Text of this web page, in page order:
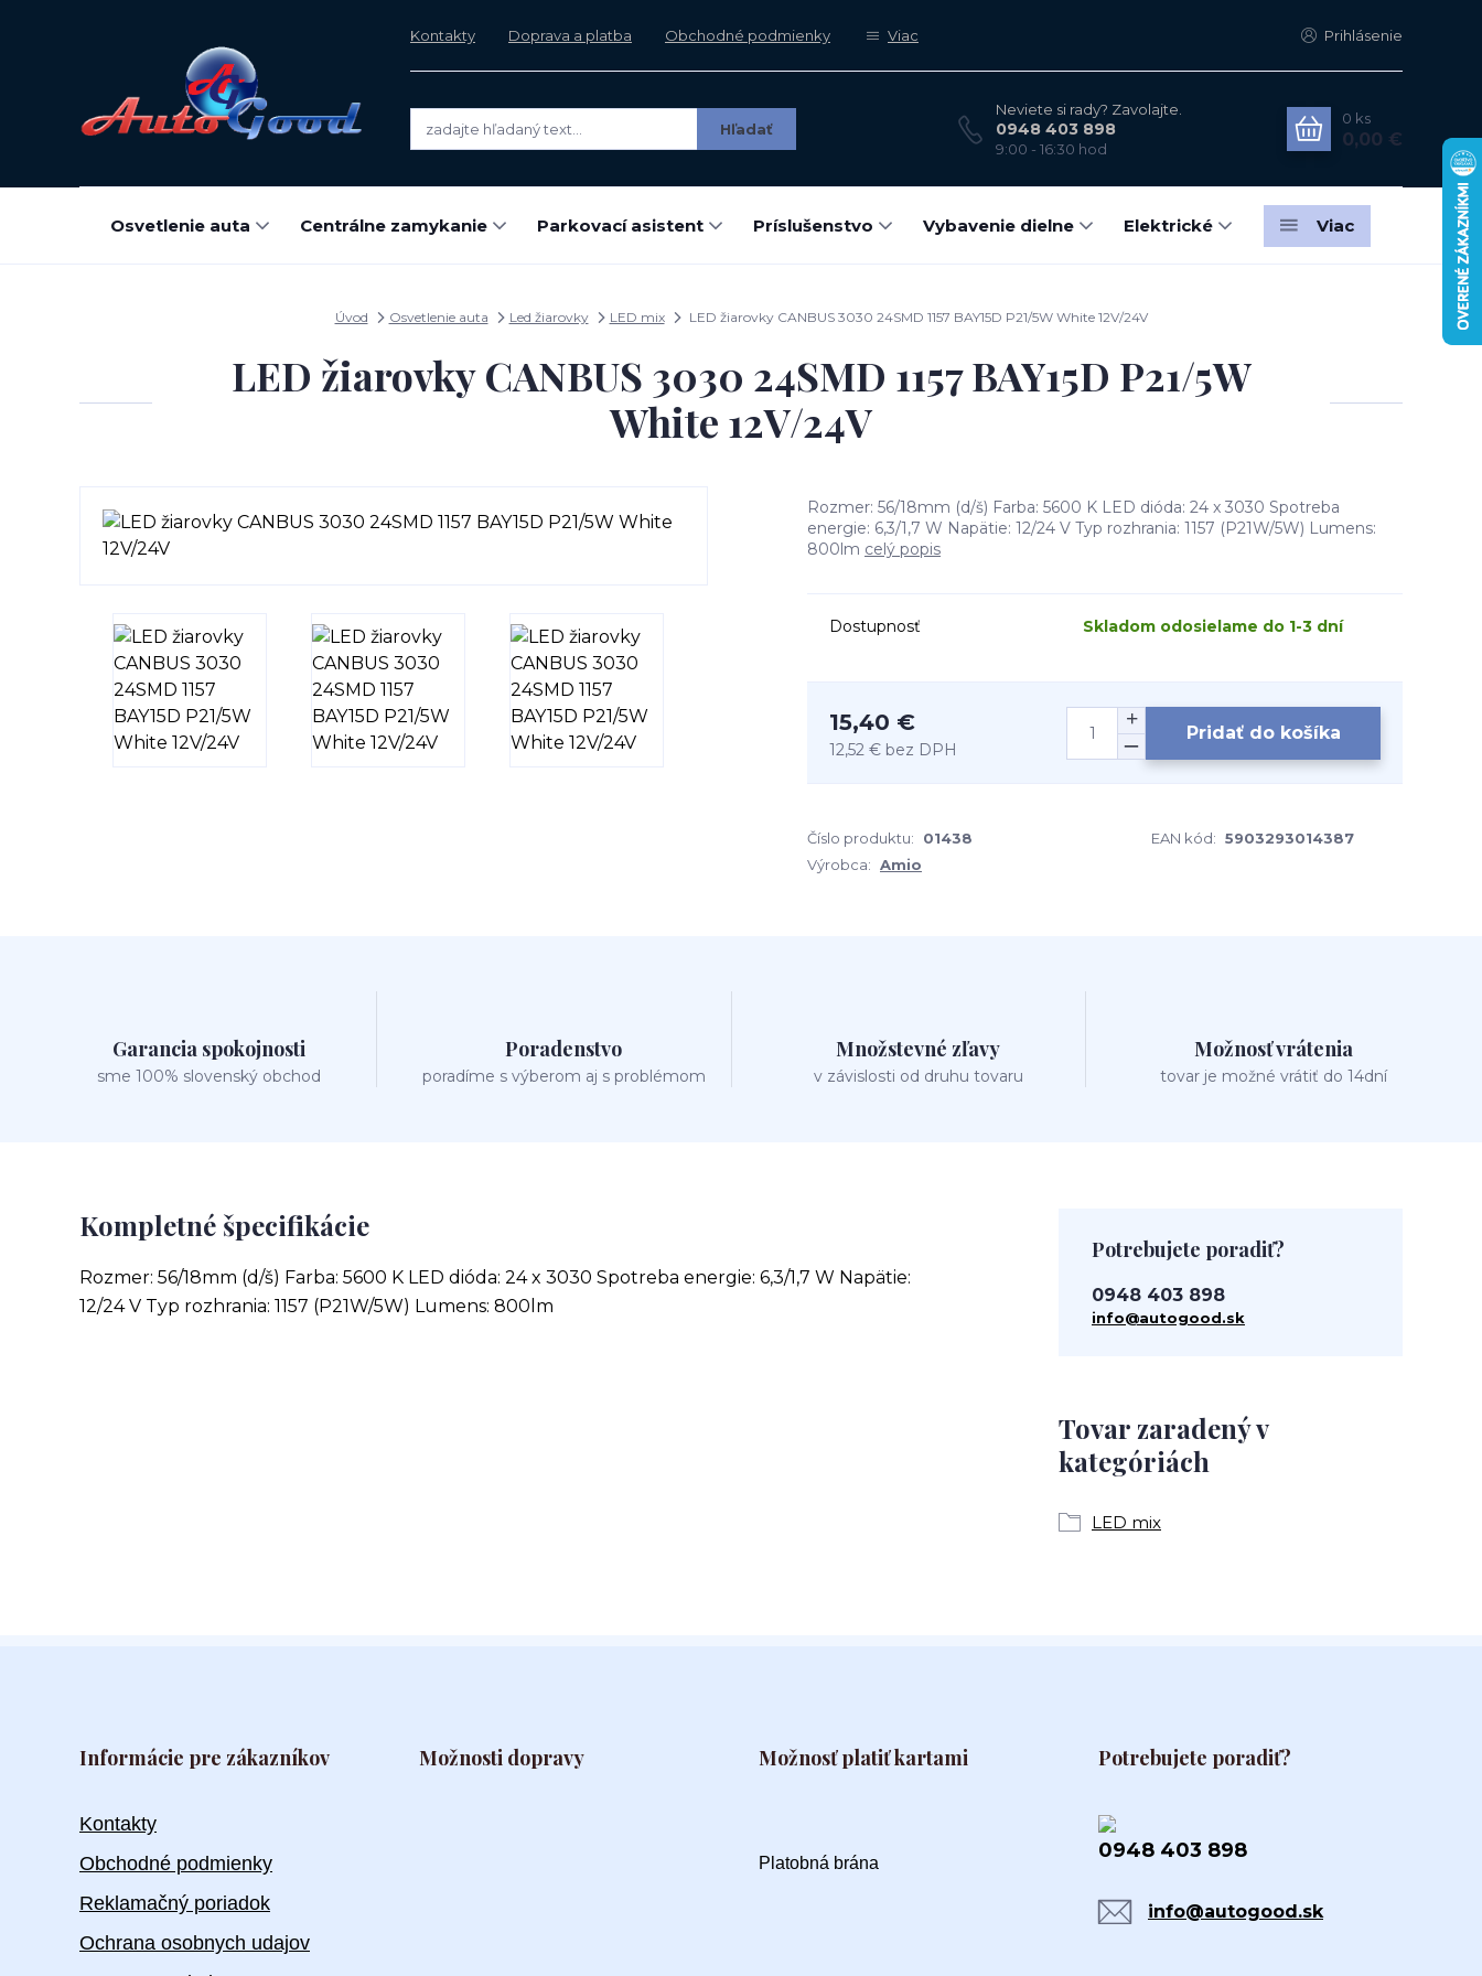
Kontakty Doprava a platba Obchodné podmienky Viac Prihlásenie
Hľadať
Neviete si rady? Zavolajte.
0948 403 898
9:00 - 16:30 hod
0 ks
0,00 €
Osvetlenie auta Centrálne zamykanie Parkovací asistent Príslušenstvo Vybavenie dielne Elektrické Viac
Úvod Osvetlenie auta Led žiarovky LED mix LED žiarovky CANBUS 3030 24SMD 1157 BAY15D P21/5W White 12V/24V
LED žiarovky CANBUS 3030 24SMD 1157 BAY15D P21/5W
White 12V/24V
Rozmer: 56/18mm (d/š) Farba: 5600 K LED dióda: 24 x 3030 Spotreba
energie: 6,3/1,7 W Napätie: 12/24 V Typ rozhrania: 1157 (P21W/5W) Lumens:
800lm celý popis
Dostupnosť Skladom odosielame do 1-3 dní
15,40 €
12,52 € bez DPH
Pridať do košíka
Číslo produktu: 01438 EAN kód: 5903293014387
Výrobca: Amio
Garancia spokojnosti
sme 100% slovenský obchod
Poradenstvo
poradíme s výberom aj s problémom
Množstevné zľavy
v závislosti od druhu tovaru
Možnosť vrátenia
tovar je možné vrátiť do 14dní
Kompletné špecifikácie
Rozmer: 56/18mm (d/š) Farba: 5600 K LED dióda: 24 x 3030 Spotreba energie: 6,3/1,7 W Napätie:
12/24 V Typ rozhrania: 1157 (P21W/5W) Lumens: 800lm
Tovar zaradený v
kategóriách
LED mix
Potrebujete poradiť?
0948 403 898
info@autogood.sk
Informácie pre zákazníkov
Kontakty
Obchodné podmienky
Reklamačný poriadok
Ochrana osobnych udajov
Možnosti dopravy Možnosť platiť kartami
Platobná brána
Potrebujete poradiť?
0948 403 898
info@autogood.sk